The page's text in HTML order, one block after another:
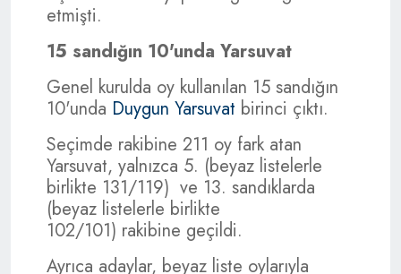
etmişti.
15 sandığın 10'unda Yarsuvat
Genel kurulda oy kullanılan 15 sandığın
10'unda Duygun Yarsuvat birinci çıktı.
Seçimde rakibine 211 oy fark atan
Yarsuvat, yalnızca 5. (beyaz listelerle
birlikte 131/119) ve 13. sandıklarda
(beyaz listelerle birlikte
102/101) rakibine geçildi.
Ayrıca adaylar, beyaz liste oylarıyla